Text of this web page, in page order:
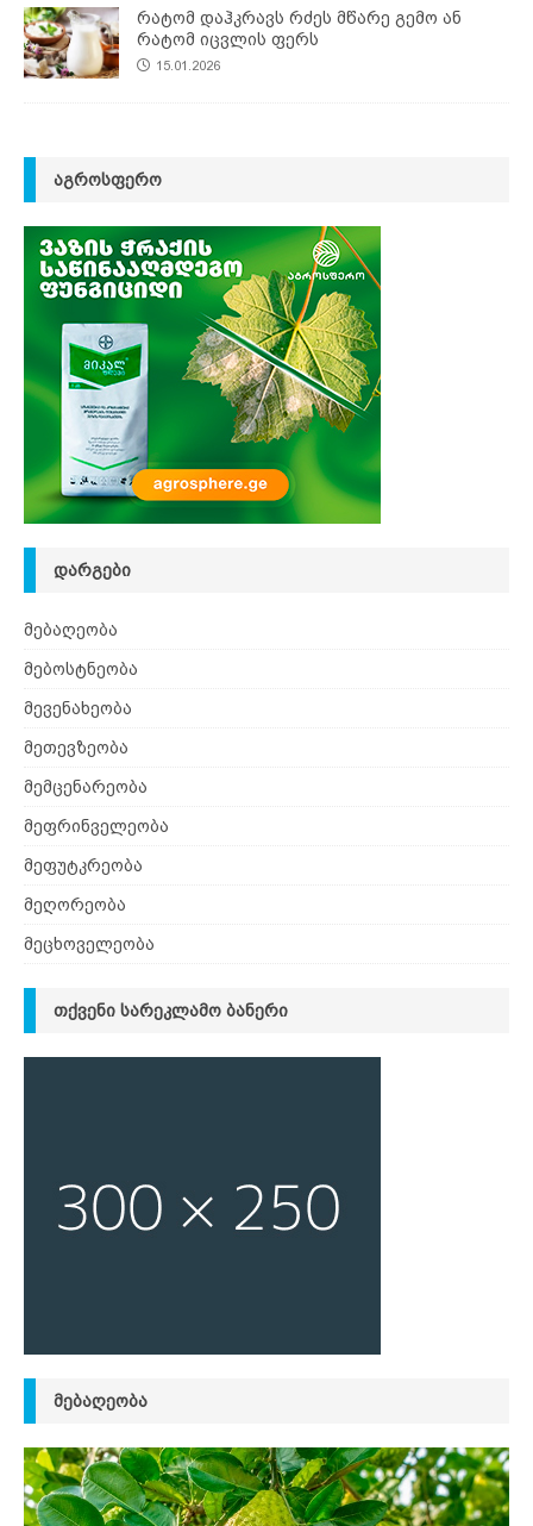
რატომ დაჰკრავს რძეს მწარე გემო ან
რატომ იცვლის ფერს
15.01.2026
ᲐᲒᲠᲝᲡᲤᲔᲠᲝ
ᲓᲐᲠᲒᲔᲑᲘ
მებაღეობა
მებოსტნეობა
მევენახეობა
მეთევზეობა
მემცენარეობა
მეფრინველეობა
მეფუტკრეობა
მეღორეობა
მეცხოველეობა
ᲗᲥᲕᲔᲜᲘ ᲡᲐᲠᲔᲙᲚᲐᲛᲝ ᲑᲐᲜᲔᲠᲘ
ᲛᲔᲑᲐᲦᲔᲝᲑᲐ